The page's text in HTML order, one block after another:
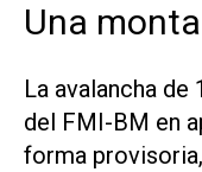
Una
La avalancha
del FMI-BM en
forma